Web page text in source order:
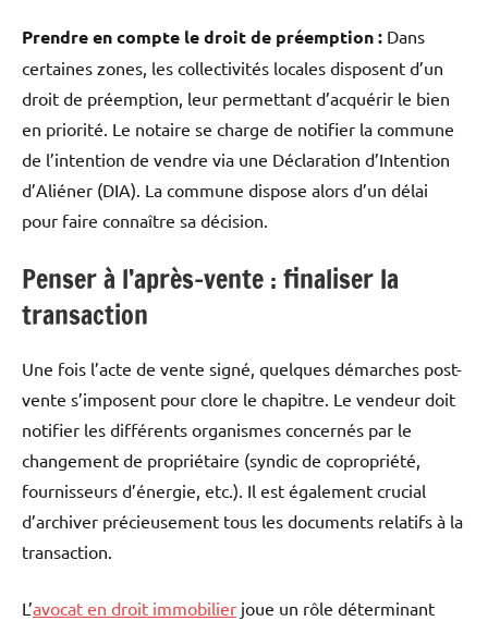
Prendre en compte le droit de préemption : Dans
certaines zones, les collectivités locales disposent d’un
droit de préemption, leur permettant d’acquérir le bien
en priorité. Le notaire se charge de notifier la commune
de l’intention de vendre via une Déclaration d’Intention
d’Aliéner (DIA). La commune dispose alors d’un délai
pour faire connaître sa décision.
Penser à l’après-vente : finaliser la
transaction
Une fois l’acte de vente signé, quelques démarches post-
vente s’imposent pour clore le chapitre. Le vendeur doit
notifier les différents organismes concernés par le
changement de propriétaire (syndic de copropriété,
fournisseurs d’énergie, etc.). Il est également crucial
d’archiver précieusement tous les documents relatifs à la
transaction.
L’avocat en droit immobilier joue un rôle déterminant